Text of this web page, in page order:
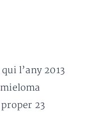
l’any 2013
23